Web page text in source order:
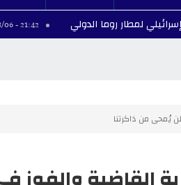
روما الدولي 21:42 - 2026/08/06
يُمحى من ذاكرتنا